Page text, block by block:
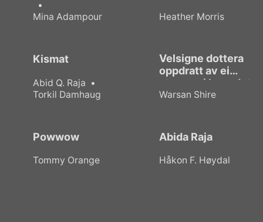
Mina Adampour Heather Morris
Kismat
Abid Q. Raja
Torkil Damhaug
Velsigne dottera
oppdratt av ei
stemme i hovudet
Warsan Shire
Powwow
Tommy Orange
Abida Raja
Håkon F. Høydal